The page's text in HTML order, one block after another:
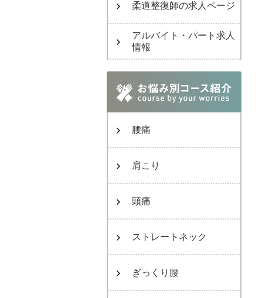
柔道整復師の求人ページ
アルバイト・パート求人
情報
腰痛
肩こり
頭痛
ストレートネック
ぎっくり腰